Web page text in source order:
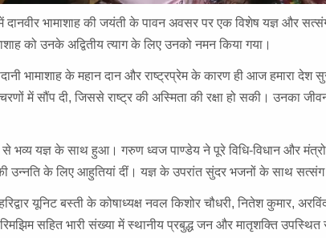
दानवीर भामाशाह की जयंती के पावन अवसर पर एक विशेष यज्ञ और
को उनके अद्वितीय त्याग के लिए उनको नमन किया गया।
भामाशाह के महान दान और राष्ट्रप्रेम के कारण ही आज हमारा देश
में सौंप दी, जिससे राष्ट्र की अस्मिता की रक्षा हो सकी। उनका
से भव्य यज्ञ के साथ हुआ। गरुण ध्वज पाण्डेय ने पूरे विधि-विधान और
उन्नति के लिए आहुतियां दीं। यज्ञ के उपरांत सुंदर भजनों के साथ
यूनिट बस्ती के कोषाध्यक्ष नवल किशोर चौधरी, नितेश कुमार,
रिमझिम सहित भारी संख्या में स्थानीय प्रबुद्ध जन और मातृशक्ति